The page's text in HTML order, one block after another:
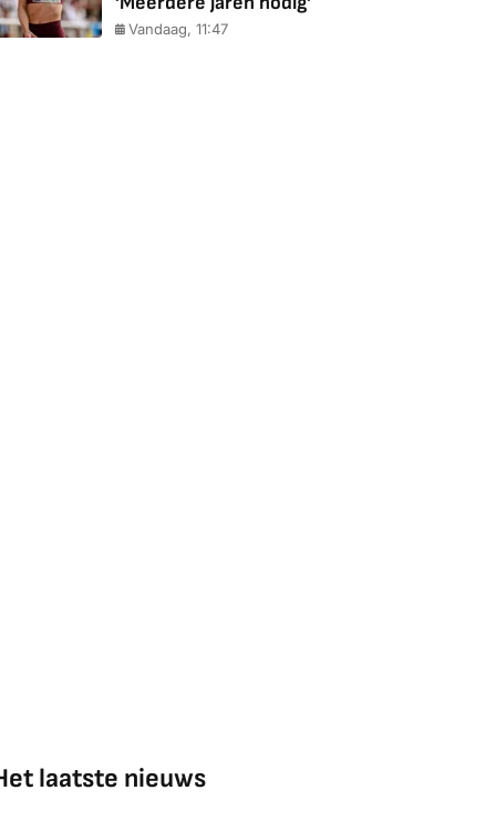
Vandaag, 11:47
laatste nieuws